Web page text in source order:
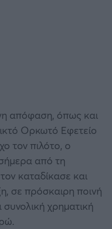
απόφαση, όπως και
Ορκωτό Εφετείο
τον πιλότο, ο
από τη
καταδίκασε και
σε πρόσκαιρη ποινή
χρηματική